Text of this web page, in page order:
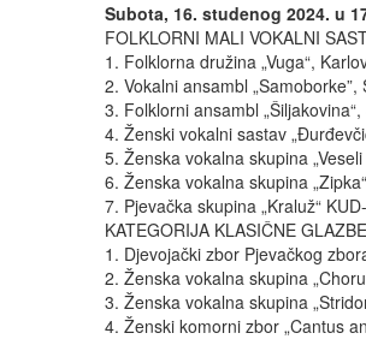
Subota, 16. studenog 2024. u
FOLKLORNI MALI VOKALNI
1. Folklorna družina „Vuga“,
2. Vokalni ansambl „Samoborke”,
3. Folklorni ansambl
4. Ženski vokalni sastav
5. Ženska vokalna skupina
6. Ženska vokalna skupina
7. Pjevačka skupina „Kraluž“
KATEGORIJA KLASIČNE GLAZBE
1. Djevojački zbor Pjevačkog
2. Ženska vokalna skupina
3. Ženska vokalna skupina
4. Ženski komorni zbor „Cantus